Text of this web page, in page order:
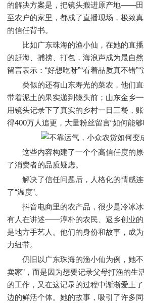
的解决方案是，把镜头搬进原产地——
至农户的家里，都成了直播现场，极致
的信任背书。
比如广东珠海的渔小仙，在她的直播
的赶海、捕捞、打包，海浪声成为最自
留言表示：“好想吃呀”“看着品质真不错
类似的还有山东寿光的菜农，他们直
带着泥土的果实递到镜头前；山东金乡
用镜头记录下了真实的乡村一日三餐，
得400万人追更，大量粉丝留言“如何能
这些内容构建了一个个高信任度的原
了消费者的品质疑虑。
解决了信任问题后，人格化的情感连
了“温度”。
抖音电商里的农产品，很少是冷冰冰
有人在讲述——淳朴的农民、返乡创业的
是地方手艺人。他们的身份和故事，成
力纽带。
仍旧以广东珠海的渔小仙为例，她不
卖家”，而是因为想要记录父母打渔的生
的工作，又在这记录的过程中渐渐爱上
边的鲜活个体。她的故事，吸引了许多